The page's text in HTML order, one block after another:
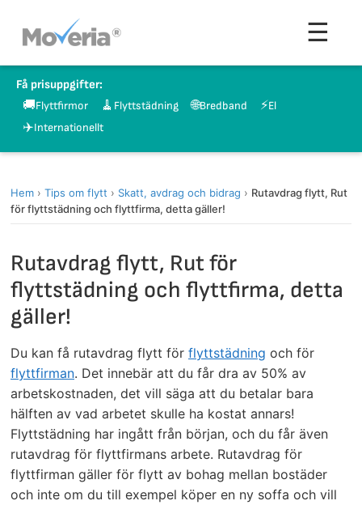
innehåll
☰
Få prisuppgifter:
🚚Flyttfirmor 🧹 Flyttstädning 🌐Bredband ⚡El
✈️Internationellt
Hem › Tips om flytt › Skatt, avdrag och bidrag › Rutavdrag flytt, Rut
för flyttstädning och flyttfirma, detta gäller!
Rutavdrag flytt, Rut för
flyttstädning och flyttfirma, detta
gäller!
Du kan få rutavdrag flytt för flyttstädning och för
flyttfirman. Det innebär att du får dra av 50% av
arbetskostnaden, det vill säga att du betalar bara
hälften av vad arbetet skulle ha kostat annars!
Flyttstädning har ingått från början, och du får även
rutavdrag för flyttfirmans arbete. Rutavdrag för
flyttfirman gäller för flytt av bohag mellan bostäder
och inte om du till exempel köper en ny soffa och vill